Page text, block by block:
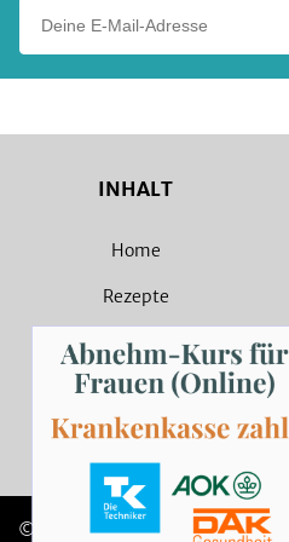
INHALT
Home
Rezepte
Magazin
Sammlungen
Rezept Suche
© 2026 SevenCooks